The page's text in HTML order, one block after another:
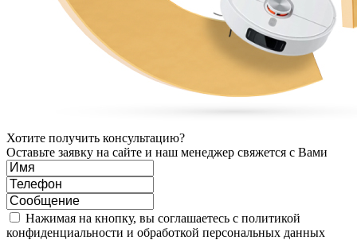
Хотите получить консультацию?
Оставьте заявку на сайте и наш менеджер свяжется с Вами
Нажимая на кнопку, вы соглашаетесь с политикой
конфиденциальности и обработкой персональных данных